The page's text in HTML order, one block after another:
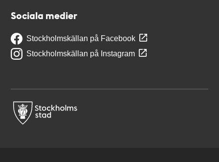
Sociala medier
Stockholmskällan på Facebook
Stockholmskällan på Instagram